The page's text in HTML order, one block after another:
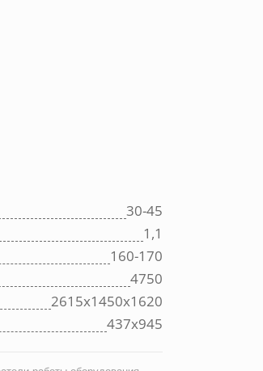
30-45
1,1
160-170
4750
2615х1450х1620
437х945